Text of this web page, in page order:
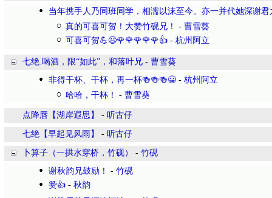
当年携手人乃同班同学，相濡以沫至今。亦一并代她深谢君
真的可喜可贺！大赞竹砚兄！
- 曹雪葵
可喜可贺💪😃🌹🌹🌹🌹🌹👍 - 杭州阿立
七绝.喝酒，限“如此”，和落叶兄 - 曹雪葵
非得干杯、干杯，再一杯🍻🍻🍻😀 - 杭州阿立
哈哈，干杯！
- 曹雪葵
点降唇【湖岸遐思】 - 听古仔
七绝【早起见风雨】 - 听古仔
卜算子（一拱水穿桥，竹砚） - 竹砚
谢秋韵兄鼓励！
- 竹砚
赞👍 - 秋韵